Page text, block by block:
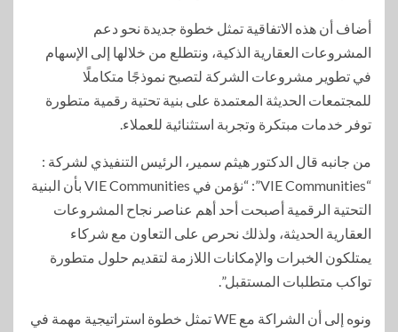
أضاف أن هذه الاتفاقية تمثل خطوة جديدة نحو دعم
المشروعات العقارية الذكية، ونتطلع من خلالها إلى الإسهام
في تطوير مشروعات الشركة لتصبح نموذجًا متكاملًا
للمجتمعات الحديثة المعتمدة على بنية تحتية رقمية متطورة
توفر خدمات مبتكرة وتجربة استثنائية للعملاء.
من جانبه قال الدكتور هيثم سمير، الرئيس التنفيذي لشركة :
“VIE Communities”: “نؤمن في VIE Communities بأن البنية
التحتية الرقمية أصبحت أحد أهم عناصر نجاح المشروعات
العقارية الحديثة، ولذلك نحرص على التعاون مع شركاء
يمتلكون الخبرات والإمكانات اللازمة لتقديم حلول متطورة
تواكب متطلبات المستقبل”.
ونوه إلى أن الشراكة مع WE تمثل خطوة استراتيجية مهمة في